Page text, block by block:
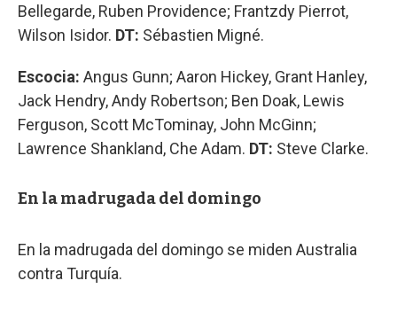
Bellegarde, Ruben Providence; Frantzdy Pierrot,
Wilson Isidor. DT: Sébastien Migné.
Escocia: Angus Gunn; Aaron Hickey, Grant Hanley,
Jack Hendry, Andy Robertson; Ben Doak, Lewis
Ferguson, Scott McTominay, John McGinn;
Lawrence Shankland, Che Adam. DT: Steve Clarke.
En la madrugada del domingo
En la madrugada del domingo se miden Australia
contra Turquía.